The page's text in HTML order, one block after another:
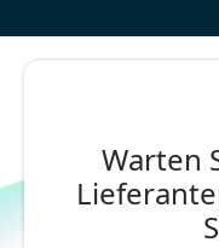
Warten